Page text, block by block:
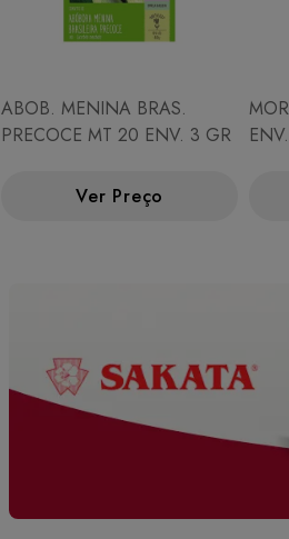
ABOB. MENINA BRAS.
PRECOCE MT 20 ENV. 3 GR
Ver Preço